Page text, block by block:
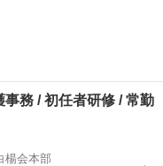
務 / 初任者研修 / 常勤
楊会本部